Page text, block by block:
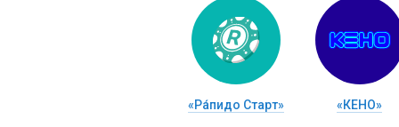
«Ра́пидо Старт» «КЕНО»